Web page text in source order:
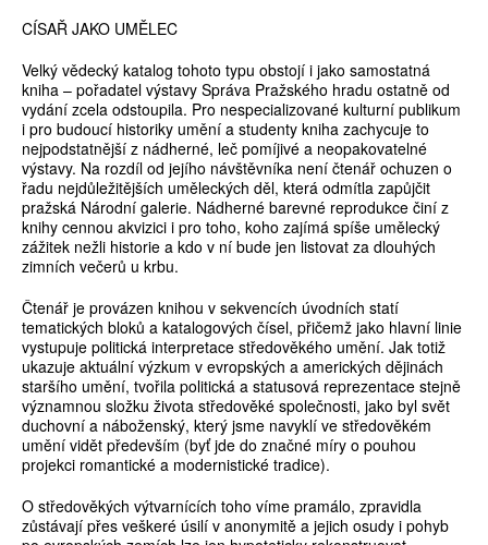
CÍSAŘ JAKO UMĚLEC
Velký vědecký katalog tohoto typu obstojí i jako samostatná
kniha – pořadatel výstavy Správa Pražského hradu ostatně od
vydání zcela odstoupila. Pro nespecializované kulturní publikum
i pro budoucí historiky umění a studenty kniha zachycuje to
nejpodstatnější z nádherné, leč pomíjivé a neopakovatelné
výstavy. Na rozdíl od jejího návštěvníka není čtenář ochuzen o
řadu nejdůležitějších uměleckých děl, která odmítla zapůjčit
pražská Národní galerie. Nádherné barevné reprodukce činí z
knihy cennou akvizici i pro toho, koho zajímá spíše umělecký
zážitek nežli historie a kdo v ní bude jen listovat za dlouhých
zimních večerů u krbu.
Čtenář je provázen knihou v sekvencích úvodních statí
tematických bloků a katalogových čísel, přičemž jako hlavní linie
vystupuje politická interpretace středověkého umění. Jak totiž
ukazuje aktuální výzkum v evropských a amerických dějinách
staršího umění, tvořila politická a statusová reprezentace stejně
významnou složku života středověké společnosti, jako byl svět
duchovní a náboženský, který jsme navyklí ve středověkém
umění vidět především (byť jde do značné míry o pouhou
projekci romantické a modernistické tradice).
O středověkých výtvarnících toho víme pramálo, zpravidla
zůstávají přes veškeré úsilí v anonymitě a jejich osudy i pohyb